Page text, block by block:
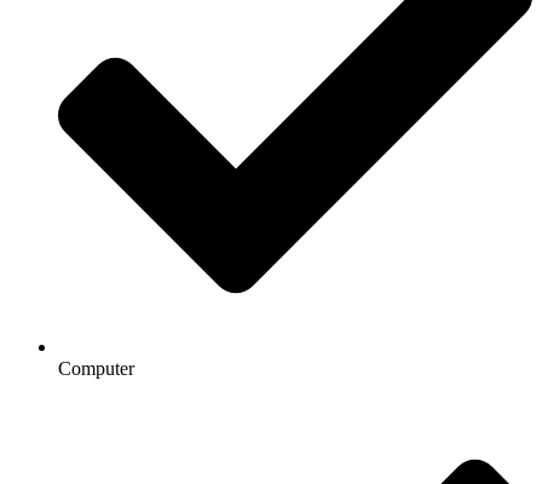
Computer